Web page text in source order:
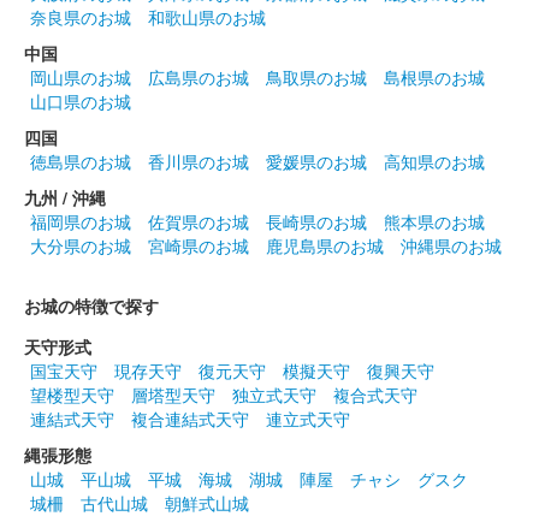
奈良県のお城
和歌山県のお城
中国
岡山県のお城
広島県のお城 鳥取県のお城
島根県のお城
山口県のお城
四国
徳島県のお城
香川県のお城 愛媛県のお城
高知県のお城
九州 / 沖縄
福岡県のお城
佐賀県のお城 長崎県のお城
熊本県のお城
大分県のお城
宮崎県のお城 鹿児島県のお城 沖縄県のお城
お城の特徴で探す
天守形式
国宝天守
現存天守 復元天守 模擬天守
復興天守
望楼型天守
層塔型天守 独立式天守
複合式天守
連結式天守
複合連結式天守
連立式天守
縄張形態
山城
平山城 平城 海城 湖城 陣屋 チャシ
グスク
城柵
古代山城
朝鮮式山城